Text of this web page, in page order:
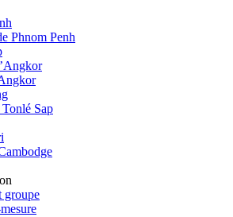
Phnom Penh
Sap
groupe